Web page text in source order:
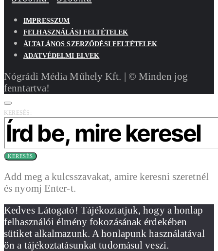
IMPRESSZUM
FELHASZNÁLÁSI FELTÉTELEK
ÁLTALÁNOS SZERZŐDÉSI FELTÉTELEK
ADATVÉDELMI ELVEK
Nógrádi Média Műhely Kft. | © Minden jog
fenntartva!
KERESÉS:
KERESÉS
Add meg a kulcsszavakat, amire keresni szeretnél
és nyomj Enter-t.
Kedves Látogató! Tájékoztatjuk, hogy a honlap
felhasználói élmény fokozásának érdekében
sütiket alkalmazunk. A honlapunk használatával
ön a tájékoztatásunkat tudomásul veszi.